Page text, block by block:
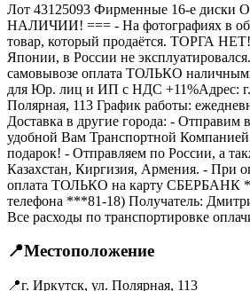
Лот 43125093 Фирменные 16-е диски
НАЛИЧИИ! === - На фотографиях в
товар, который продаётся. ТОРГА
Японии, в России не
самовывозе оплата ТОЛЬКО
для Юр. лиц и ИП с НДС +11%Адрес: г.
Полярная, 113 График работы:
Доставка в другие города: -
удобной Вам Транспортной
подарок! - Отправляем по России, а
Казахстан, Киргизия, Армения. - При
оплата ТОЛЬКО на карту СБЕРБАНК
телефона ***81-18) Получатель:
Все расходы по транспортировке
📍Местоположение
📍г. Иркутск, ул. Полярная, 113